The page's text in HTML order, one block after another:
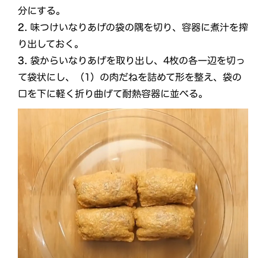
分にする。
2. 味つけいなりあげの袋の隅を切り、容器に煮汁を搾
り出しておく。
3. 袋からいなりあげを取り出し、4枚の各一辺を切っ
て袋状にし、（1）の肉だねを詰めて形を整え、袋の
口を下に軽く折り曲げて耐熱容器に並べる。